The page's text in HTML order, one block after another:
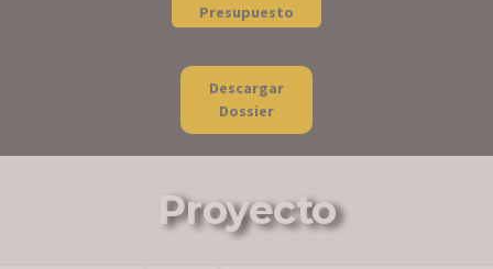
Presupuesto
Descargar
Dossier
Proyecto